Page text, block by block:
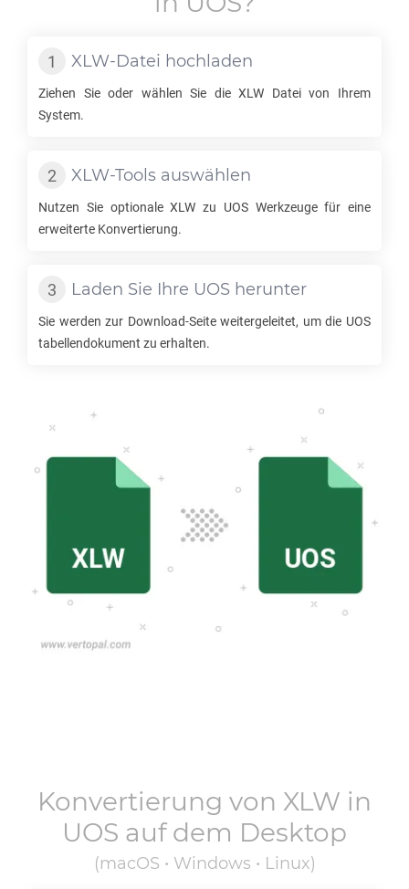
XLW-Datei hochladen
Ziehen Sie oder wählen Sie dieXLW Datei von Ihrem
System.
XLW-Tools auswählen
Nutzen Sie optionaleXLW zu UOSWerkzeuge für eine
erweiterte Konvertierung.
Laden Sie Ihre UOS herunter
Sie werden zur Download-Seite weitergeleitet, um die UOS
tabellendokument zu erhalten.
Konvertierung von XLW in
UOS auf dem Desktop
(macOS • Windows • Linux)